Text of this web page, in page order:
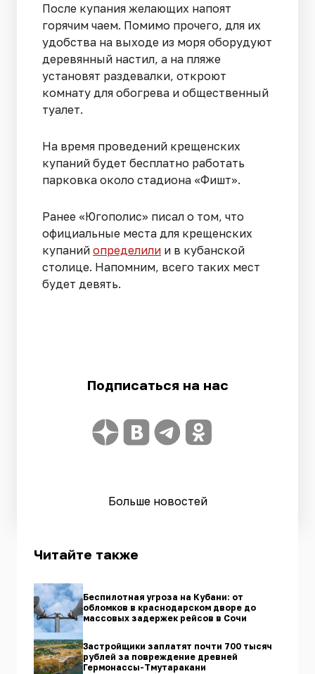
После купания желающих напоят
горячим чаем. Помимо прочего, для их
удобства на выходе из моря оборудуют
деревянный настил, а на пляже
установят раздевалки, откроют
комнату для обогрева и общественный
туалет.
На время проведений крещенских
купаний будет бесплатно работать
парковка около стадиона «Фишт».
Ранее «Югополис» писал о том, что
официальные места для крещенских
купаний определили и в кубанской
столице. Напомним, всего таких мест
будет девять.
Подписаться на нас
Больше новостей
Читайте также
Беспилотная угроза на Кубани: от
обломков в краснодарском дворе до
массовых задержек рейсов в Сочи
Застройщики заплатят почти 700 тысяч
рублей за повреждение древней
Гермонассы-Тмутаракани